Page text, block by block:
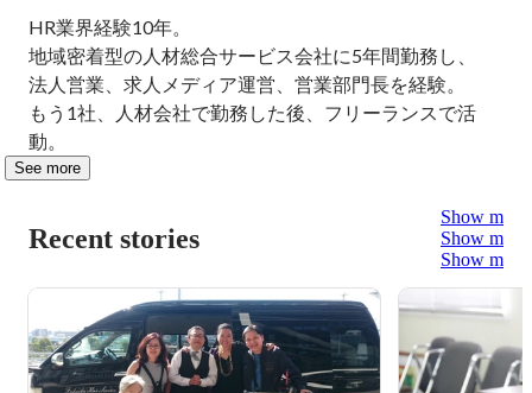
HR業界経験10年。
地域密着型の人材総合サービス会社に5年間勤務し、
法人営業、求人メディア運営、営業部門長を経験。
もう1社、人材会社で勤務した後、フリーランスで活
動。
See more
Recent stories
Show more
Show more
Show more